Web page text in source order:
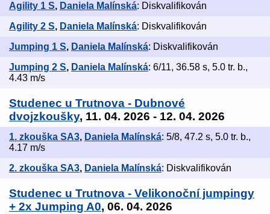
Agility 1 S, Daniela Malínská: Diskvalifikován
Agility 2 S, Daniela Malínská: Diskvalifikován
Jumping 1 S, Daniela Malínská: Diskvalifikován
Jumping 2 S, Daniela Malínská: 6/11, 36.58 s, 5.0 tr. b.,
4.43 m/s
Studenec u Trutnova - Dubnové
dvojzkoušky, 11. 04. 2026 - 12. 04. 2026
1. zkouška SA3, Daniela Malínská: 5/8, 47.2 s, 5.0 tr. b.,
4.17 m/s
2. zkouška SA3, Daniela Malínská: Diskvalifikován
Studenec u Trutnova - Velikonoční jumpingy
+ 2x Jumping A0, 06. 04. 2026